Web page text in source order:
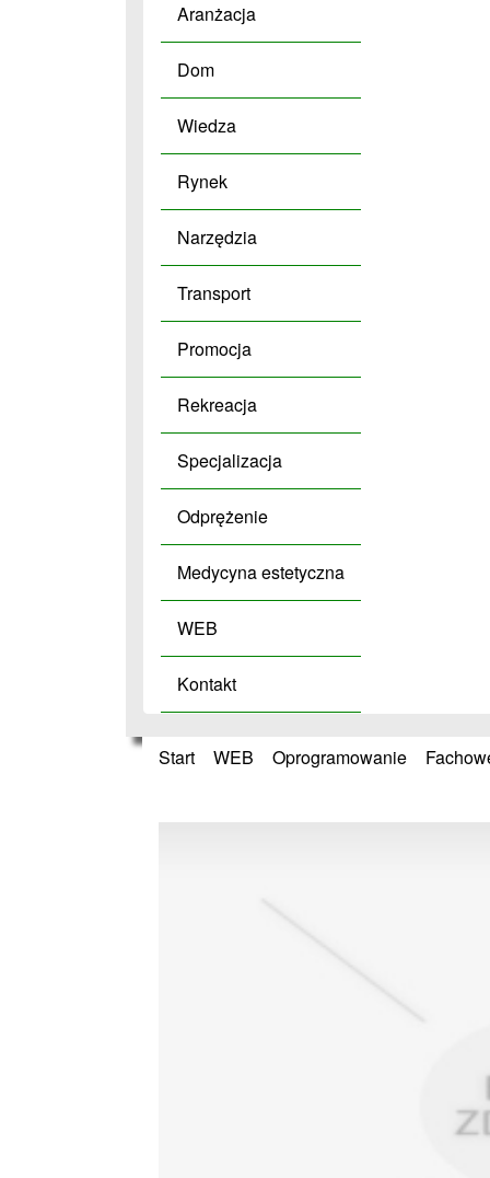
Aranżacja
Dom
Wiedza
Rynek
Narzędzia
Transport
Promocja
Rekreacja
Specjalizacja
Odprężenie
Medycyna estetyczna
WEB
Kontakt
Start WEB Oprogramowanie